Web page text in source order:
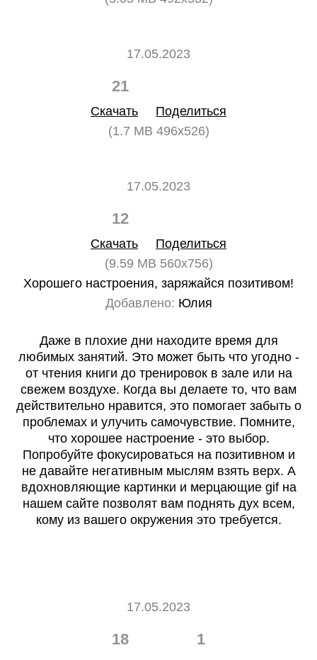
17.05.2023
21
Скачать
Поделиться
(1.7 MB 496x526)
17.05.2023
12
Скачать
Поделиться
(9.59 MB 560x756)
Хорошего настроения, заряжайся позитивом!
Добавлено: Юлия
Даже в плохие дни находите время для
любимых занятий. Это может быть что угодно -
от чтения книги до тренировок в зале или на
свежем воздухе. Когда вы делаете то, что вам
действительно нравится, это помогает забыть о
проблемах и улучить самочувствие. Помните,
что хорошее настроение - это выбор.
Попробуйте фокусироваться на позитивном и
не давайте негативным мыслям взять верх. А
вдохновляющие картинки и мерцающие gif на
нашем сайте позволят вам поднять дух всем,
кому из вашего окружения это требуется.
17.05.2023
18 1